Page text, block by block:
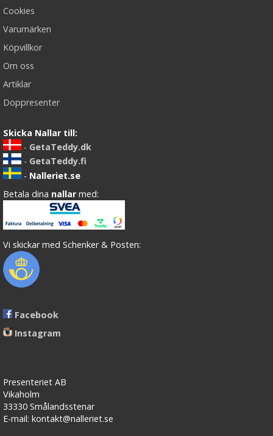
Cookies
Varumärken
Köpvillkor
Om oss
Artiklar
Doppresenter
Skicka Nallar till:
- GetaTeddy.dk
- GetaTeddy.fi
- Nalleriet.se
Betala dina nallar med:
Vi skickar med Schenker & Posten:
Facebook
Instagram
Presenteriet AB
Vikaholm
33330 Smålandsstenar
E-mail: kontakt@nalleriet.se